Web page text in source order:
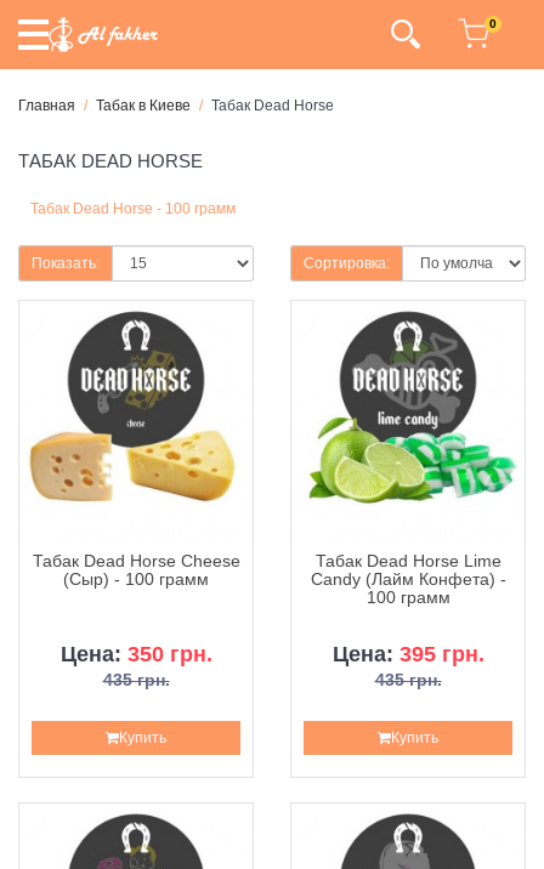
0
Главная Табак в Киеве Табак Dead Horse
ТАБАК DEAD HORSE
Табак Dead Horse - 100 грамм
Сортировка:
Показать:
Табак Dead Horse Cheese
(Сыр) - 100 грамм
Цена: 350 грн.
435 грн.
Купить
Табак Dead Horse Lime
Candy (Лайм Конфета) -
100 грамм
Цена: 395 грн.
435 грн.
Купить